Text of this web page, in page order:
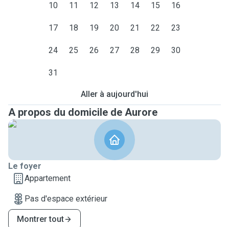
10 11 12 13 14 15 16
17 18 19 20 21 22 23
24 25 26 27 28 29 30
31
Aller à aujourd'hui
A propos du domicile de Aurore
Le foyer
Appartement
Pas d'espace extérieur
Montrer tout